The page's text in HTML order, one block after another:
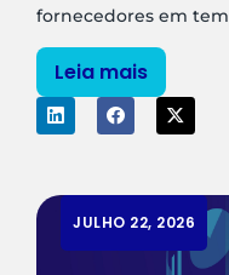
fornecedores em
Leia mais
JULHO 22, 2026